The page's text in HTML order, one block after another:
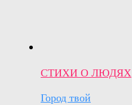
СТИХИ О ЛЮДЯХ
Город твой